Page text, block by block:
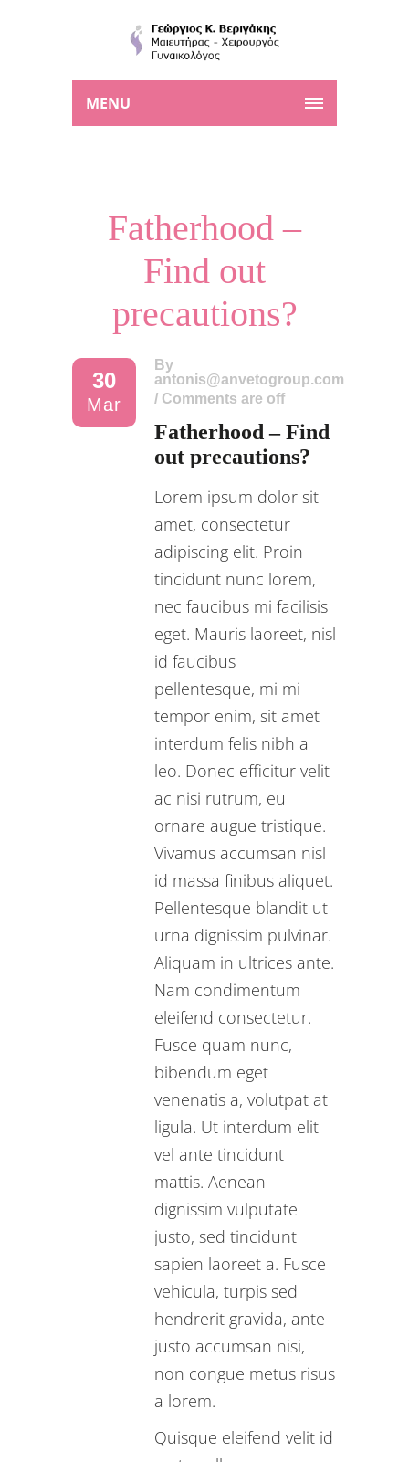
MENU
Fatherhood –
Find out
precautions?
30
Mar
By
antonis@anvetogroup.com
/ Comments are off
Fatherhood – Find
out precautions?
Lorem ipsum dolor sit
amet, consectetur
adipiscing elit. Proin
tincidunt nunc lorem,
nec faucibus mi facilisis
eget. Mauris laoreet, nisl
id faucibus
pellentesque, mi mi
tempor enim, sit amet
interdum felis nibh a
leo. Donec efficitur velit
ac nisi rutrum, eu
ornare augue tristique.
Vivamus accumsan nisl
id massa finibus aliquet.
Pellentesque blandit ut
urna dignissim pulvinar.
Aliquam in ultrices ante.
Nam condimentum
eleifend consectetur.
Fusce quam nunc,
bibendum eget
venenatis a, volutpat at
ligula. Ut interdum elit
vel ante tincidunt
mattis. Aenean
dignissim vulputate
justo, sed tincidunt
sapien laoreet a. Fusce
vehicula, turpis sed
hendrerit gravida, ante
justo accumsan nisi,
non congue metus risus
a lorem.
Quisque eleifend velit id